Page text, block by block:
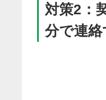
対策2：
分で連絡